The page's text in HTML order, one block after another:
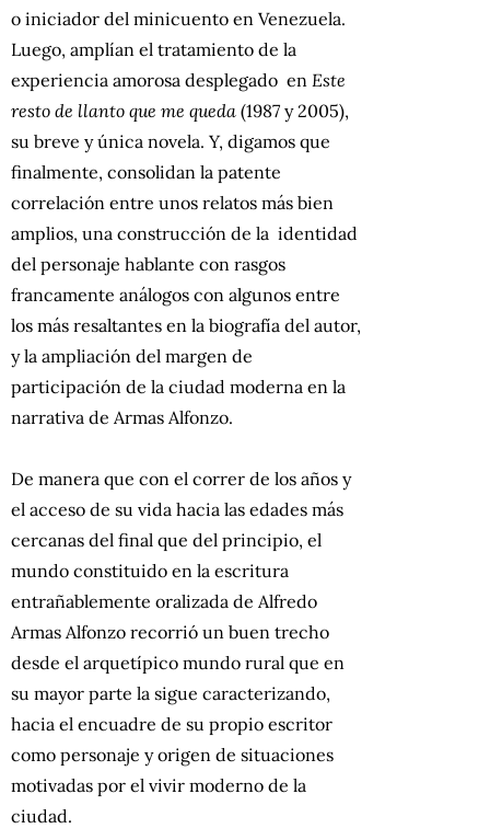
o iniciador del minicuento en Venezuela.
Luego, amplían el tratamiento de la
experiencia amorosa desplegado en Este
resto de llanto que me queda (1987 y 2005),
su breve y única novela. Y, digamos que
finalmente, consolidan la patente
correlación entre unos relatos más bien
amplios, una construcción de la identidad
del personaje hablante con rasgos
francamente análogos con algunos entre
los más resaltantes en la biografía del autor,
y la ampliación del margen de
participación de la ciudad moderna en la
narrativa de Armas Alfonzo.
De manera que con el correr de los años y
el acceso de su vida hacia las edades más
cercanas del final que del principio, el
mundo constituido en la escritura
entrañablemente oralizada de Alfredo
Armas Alfonzo recorrió un buen trecho
desde el arquetípico mundo rural que en
su mayor parte la sigue caracterizando,
hacia el encuadre de su propio escritor
como personaje y origen de situaciones
motivadas por el vivir moderno de la
ciudad.